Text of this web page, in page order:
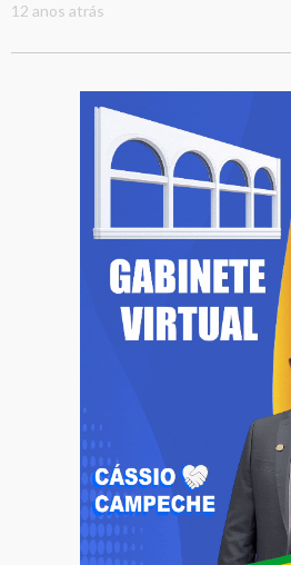
12 anos atrás